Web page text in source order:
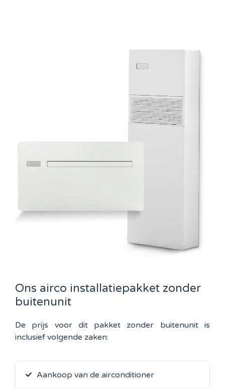
Ons airco installatiepakket zonder
buitenunit
De prijs voor dit pakket zonder buitenunit is
inclusief volgende zaken:
Aankoop van de airconditioner